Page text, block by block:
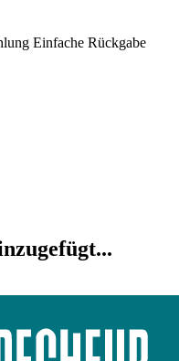
Einfache Rückgabe